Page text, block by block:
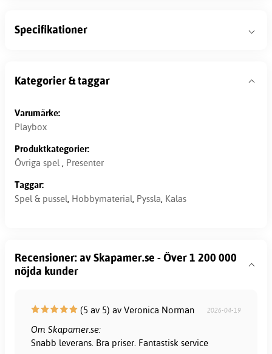
Specifikationer
Kategorier & taggar
Varumärke:
Playbox
Produktkategorier:
Övriga spel , Presenter
Taggar:
Spel & pussel, Hobbymaterial, Pyssla, Kalas
Recensioner: av Skapamer.se - Över 1 200 000
nöjda kunder
(5 av 5) av Veronica Norman 2026-04-19
Om Skapamer.se:
Snabb leverans. Bra priser. Fantastisk service